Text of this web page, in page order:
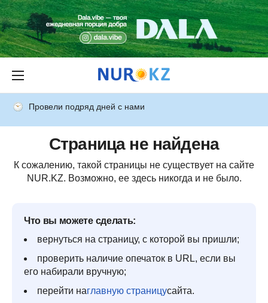
Провели подряд дней с нами
Страница не найдена
К сожалению, такой страницы не существует на сайте
NUR.KZ. Возможно, ее здесь никогда и не было.
Что вы можете сделать:
вернуться на страницу, с которой вы пришли;
проверить наличие опечаток в URL, если вы
его набирали вручную;
перейти наглавную страницусайта.